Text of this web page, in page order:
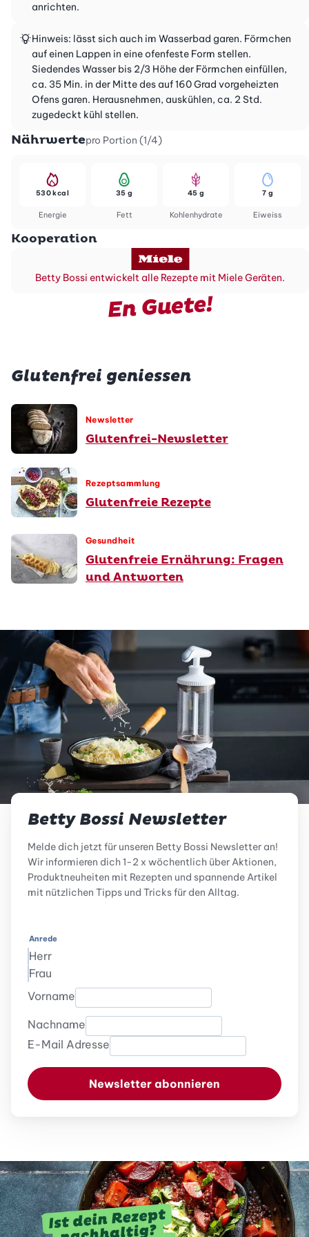
anrichten.
Hinweis: lässt sich auch im Wasserbad garen. Förmchen
auf einen Lappen in eine ofenfeste Form stellen.
Siedendes Wasser bis 2/3 Höhe der Förmchen einfüllen,
ca. 35 Min. in der Mitte des auf 160 Grad vorgeheizten
Ofens garen. Herausnehmen, auskühlen, ca. 2 Std.
zugedeckt kühl stellen.
Nährwertepro Portion (1/4)
Energie
530 kcal
Fett
35 g
Kohlenhydrate
45 g
Eiweiss
7 g
Kooperation
Betty Bossi entwickelt alle Rezepte mit Miele Geräten.
En Guete!
Glutenfrei geniessen
Newsletter
Glutenfrei-Newsletter
Rezeptsammlung
Glutenfreie Rezepte
Gesundheit
Glutenfreie Ernährung: Fragen
und Antworten
Betty Bossi Newsletter
Melde dich jetzt für unseren Betty Bossi Newsletter an!
Wir informieren dich 1-2 x wöchentlich über Aktionen,
Produktneuheiten mit Rezepten und spannende Artikel
mit nützlichen Tipps und Tricks für den Alltag.
Anrede
Herr
Frau
Vorname
Nachname
E-Mail Adresse
Newsletter abonnieren